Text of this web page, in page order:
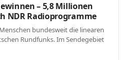
– 5,8 Millionen
NDR Radioprogramme
bundesweit die linearen
Rundfunks. Im Sendegebiet